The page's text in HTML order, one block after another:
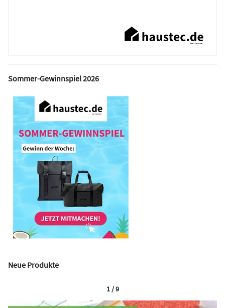
Sommer-Gewinnspiel 2026
Neue Produkte
1 / 9